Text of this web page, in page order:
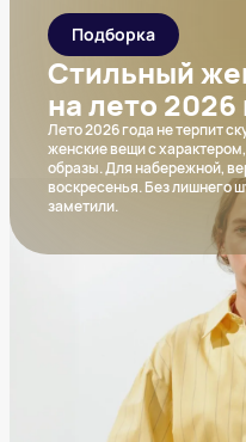
Подборка
Стильный
на лето 2026
Лето 2026 года не терпит
женские вещи с
образы. Для набережной,
воскресенья. Без лишнего
заметили.